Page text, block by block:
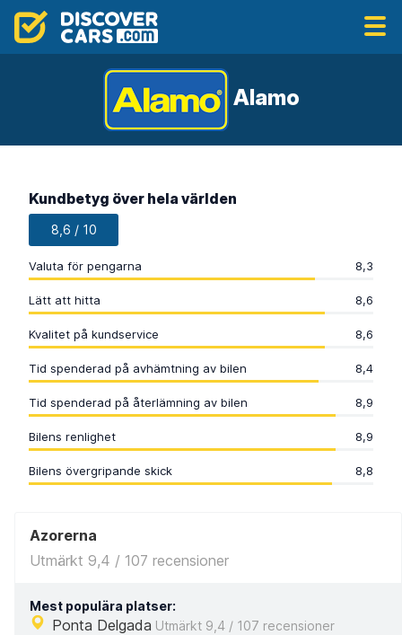
Alamo
Kundbetyg över hela världen
8,6 / 10
Valuta för pengarna 8,3
Lätt att hitta 8,6
Kvalitet på kundservice 8,6
Tid spenderad på avhämtning av bilen 8,4
Tid spenderad på återlämning av bilen 8,9
Bilens renlighet 8,9
Bilens övergripande skick 8,8
Azorerna
Utmärkt 9,4 / 107 recensioner
Mest populära platser:
Ponta Delgada Utmärkt 9,4 / 107 recensioner